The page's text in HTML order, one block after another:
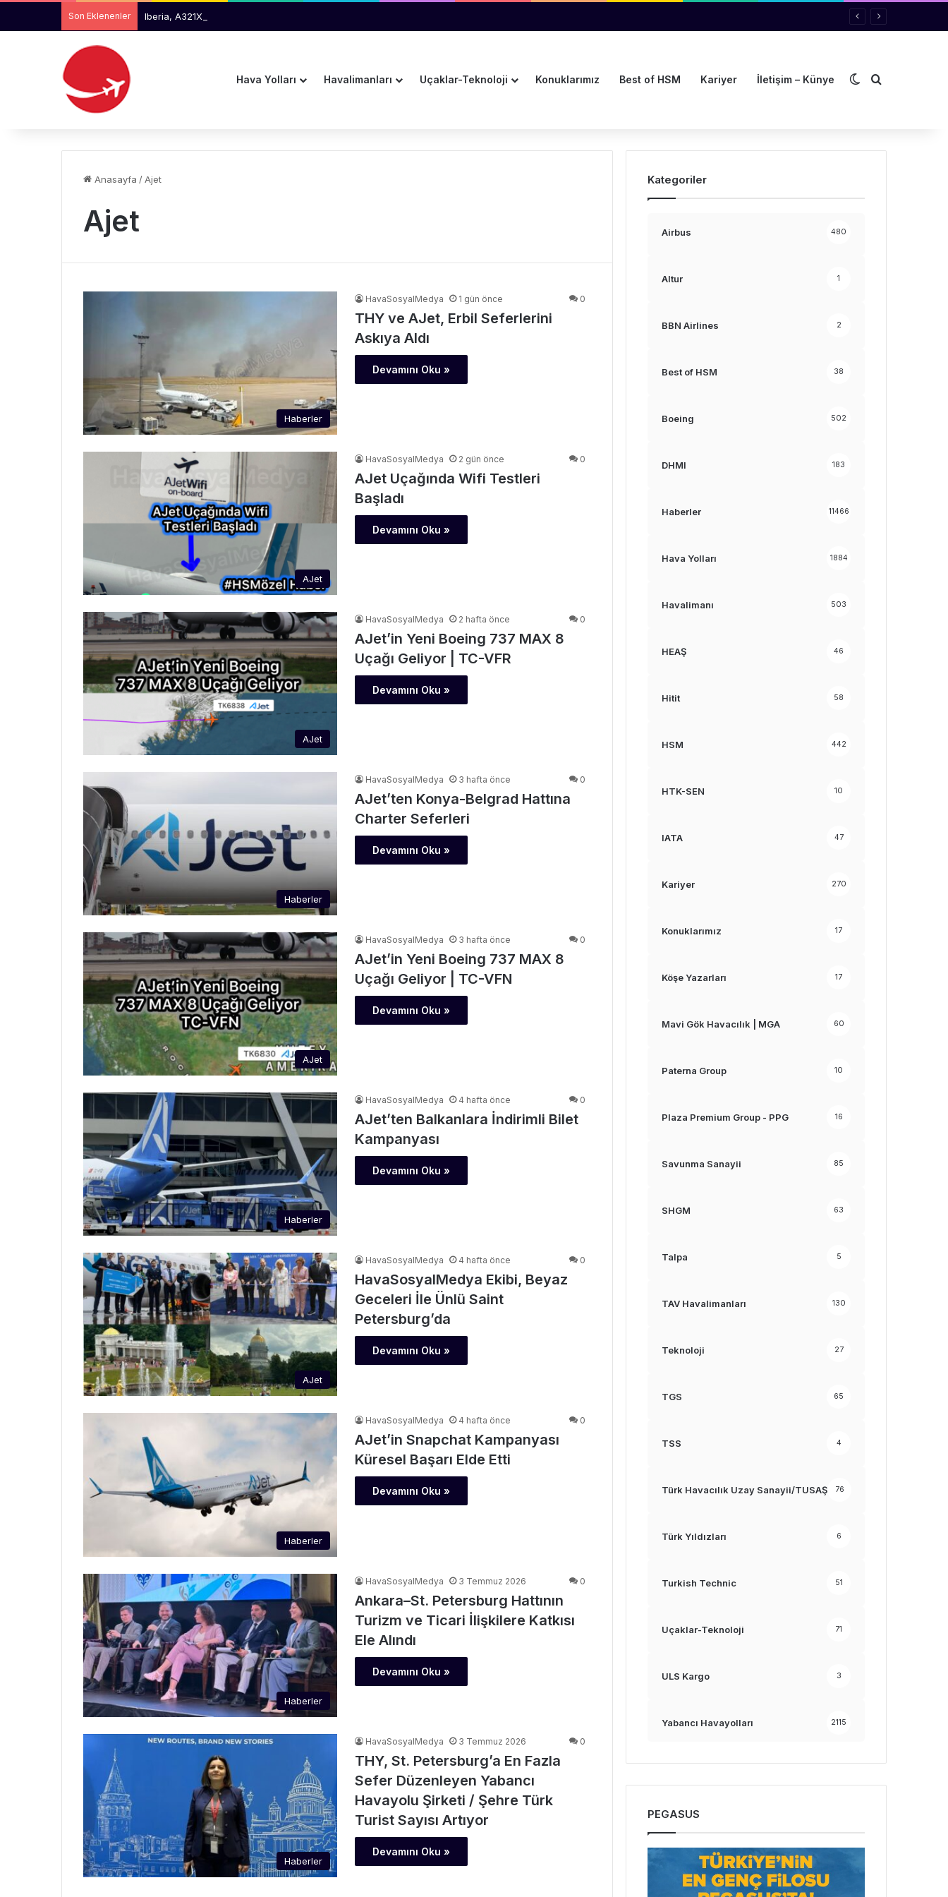
Son Eklenenler Iberia, A321XLR ile Tam Güneş Tutulmasını Takip Edecek
Hava Yolları Havalimanları Uçaklar-Teknoloji Konuklarımız Best of HSM Kariyer İletişim – Künye Dış görünümü
Arama yap
Anasayfa /Ajet
Ajet
Haberler
HavaSosyalMedya 1 gün önce 0
THY ve AJet, Erbil Seferlerini
Askıya Aldı
Devamını Oku »
AJet
HavaSosyalMedya 2 gün önce 0
AJet Uçağında Wifi Testleri
Başladı
Devamını Oku »
AJet
HavaSosyalMedya 2 hafta önce 0
AJet’in Yeni Boeing 737 MAX 8
Uçağı Geliyor | TC-VFR
Devamını Oku »
Haberler
HavaSosyalMedya 3 hafta önce 0
AJet’ten Konya-Belgrad Hattına
Charter Seferleri
Devamını Oku »
AJet
HavaSosyalMedya 3 hafta önce 0
AJet’in Yeni Boeing 737 MAX 8
Uçağı Geliyor | TC-VFN
Devamını Oku »
Haberler
HavaSosyalMedya 4 hafta önce 0
AJet’ten Balkanlara İndirimli Bilet
Kampanyası
Devamını Oku »
AJet
HavaSosyalMedya 4 hafta önce 0
HavaSosyalMedya Ekibi, Beyaz
Geceleri İle Ünlü Saint
Petersburg’da
Devamını Oku »
Haberler
HavaSosyalMedya 4 hafta önce 0
AJet’in Snapchat Kampanyası
Küresel Başarı Elde Etti
Devamını Oku »
Haberler
HavaSosyalMedya 3 Temmuz 2026 0
Ankara–St. Petersburg Hattının
Turizm ve Ticari İlişkilere Katkısı
Ele Alındı
Devamını Oku »
Haberler
HavaSosyalMedya 3 Temmuz 2026 0
THY, St. Petersburg’a En Fazla
Sefer Düzenleyen Yabancı
Havayolu Şirketi / Şehre Türk
Turist Sayısı Artıyor
Devamını Oku »
Kategoriler
Airbus 480
Altur 1
BBN Airlines 2
Best of HSM 38
Boeing 502
DHMI 183
Haberler 11466
Hava Yolları 1884
Havalimanı 503
HEAŞ 46
Hitit 58
HSM 442
HTK-SEN 10
IATA 47
Kariyer 270
Konuklarımız 17
Köşe Yazarları 17
Mavi Gök Havacılık | MGA 60
Paterna Group 10
Plaza Premium Group - PPG 16
Savunma Sanayii 85
SHGM 63
Talpa 5
TAV Havalimanları 130
Teknoloji 27
TGS 65
TSS 4
Türk Havacılık Uzay Sanayii/TUSAŞ 76
Türk Yıldızları 6
Turkish Technic 51
Uçaklar-Teknoloji 71
ULS Kargo 3
Yabancı Havayolları 2115
PEGASUS